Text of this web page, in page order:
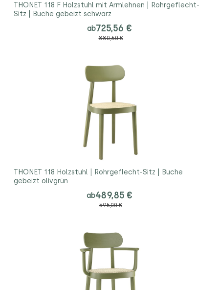
THONET 118 F Holzstuhl mit Armlehnen | Rohrgeflecht-
Sitz | Buche gebeizt schwarz
ab725,56 €
880,60 €
THONET 118 Holzstuhl | Rohrgeflecht-Sitz | Buche
gebeizt olivgrün
ab489,85 €
595,00 €